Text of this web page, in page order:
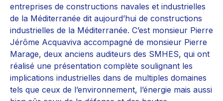
entreprises de constructions navales et industrielles
de la Méditerranée dit aujourd’hui de constructions
industrielles de la Méditerranée. C’est monsieur Pierre
Jérôme Acquaviva accompagné de monsieur Pierre
Marage, deux anciens auditeurs des SMHES, qui ont
réalisé une présentation complète soulignant les
implications industrielles dans de multiples domaines
tels que ceux de l’environnement, l’énergie mais aussi